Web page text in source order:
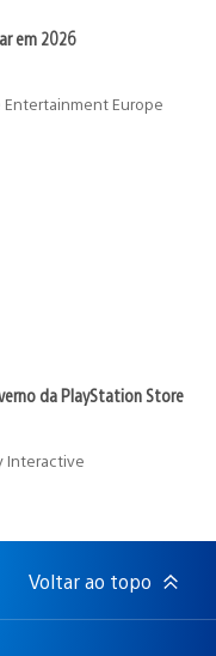
em 2026
Europe
da PlayStation Store
Interactive
Voltar ao topo